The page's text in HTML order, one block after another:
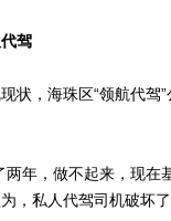
驾
，海珠区“领航代驾”
，做不起来，现在
，私人代驾司机破坏